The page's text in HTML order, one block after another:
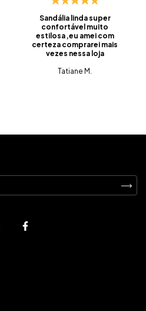
Sandália linda super
confortável muito
estilosa ,eu amei com
certeza comprarei mais
vezes nessa loja
Tatiane M.